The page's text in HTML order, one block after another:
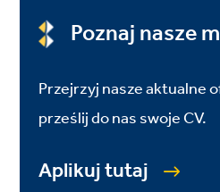
Poznaj nasze
Przejrzyj nasze aktualne
prześlij do nas swoje CV.
Aplikuj tutaj